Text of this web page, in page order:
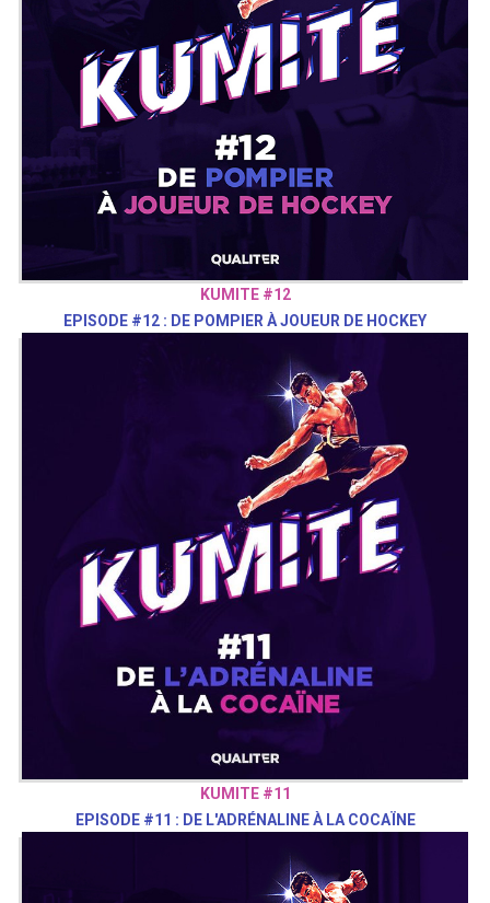
KUMITE #12
EPISODE #12 : DE POMPIER À JOUEUR DE HOCKEY
KUMITE #11
EPISODE #11 : DE L'ADRÉNALINE À LA COCAÏNE